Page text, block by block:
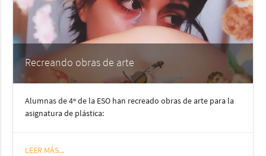
Recreando obras de arte
Alumnas de 4º de la ESO han recreado obras de arte para la
asignatura de plástica:
LEER MÁS...